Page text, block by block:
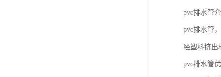
pvc排水管
pvc排水管
经塑料挤出
pvc排水管